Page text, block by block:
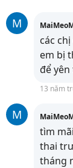
M
các
em bị
để
13 năm
M
tìm
thai
tháng